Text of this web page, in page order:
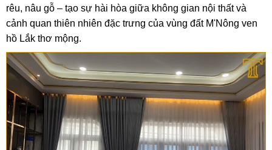
rêu, nâu gỗ – tạo sự hài hòa giữa không gian nội thất và
cảnh quan thiên nhiên đặc trưng của vùng đất M'Nông ven
hồ Lắk thơ mộng.